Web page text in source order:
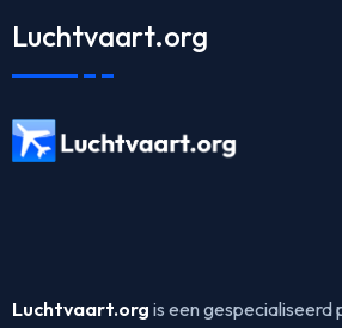
Luchtvaart.org
Luchtvaart.org is een